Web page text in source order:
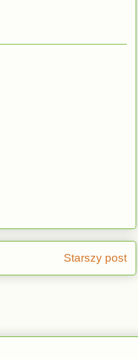
Starszy post